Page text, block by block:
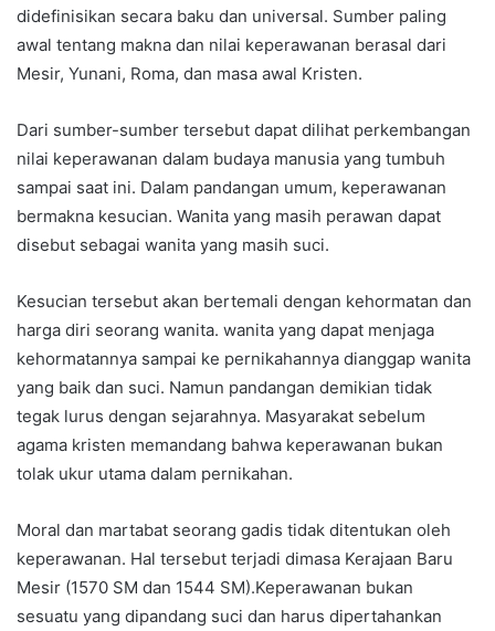
didefinisikan secara baku dan universal. Sumber paling
awal tentang makna dan nilai keperawanan berasal dari
Mesir, Yunani, Roma, dan masa awal Kristen.
Dari sumber-sumber tersebut dapat dilihat perkembangan
nilai keperawanan dalam budaya manusia yang tumbuh
sampai saat ini. Dalam pandangan umum, keperawanan
bermakna kesucian. Wanita yang masih perawan dapat
disebut sebagai wanita yang masih suci.
Kesucian tersebut akan bertemali dengan kehormatan dan
harga diri seorang wanita. wanita yang dapat menjaga
kehormatannya sampai ke pernikahannya dianggap wanita
yang baik dan suci. Namun pandangan demikian tidak
tegak lurus dengan sejarahnya. Masyarakat sebelum
agama kristen memandang bahwa keperawanan bukan
tolak ukur utama dalam pernikahan.
Moral dan martabat seorang gadis tidak ditentukan oleh
keperawanan. Hal tersebut terjadi dimasa Kerajaan Baru
Mesir (1570 SM dan 1544 SM).Keperawanan bukan
sesuatu yang dipandang suci dan harus dipertahankan